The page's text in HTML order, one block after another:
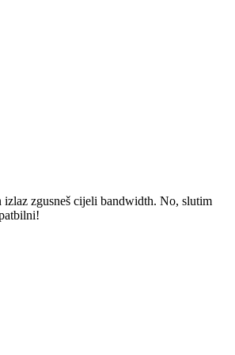
izlaz zgusneš cijeli bandwidth. No, slutim